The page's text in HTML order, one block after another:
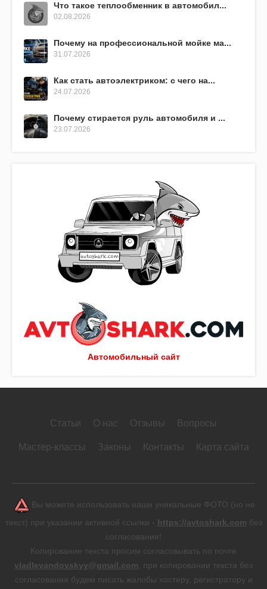
Автомобильный сайт
Что такое теплообменник в автомобил...
02.08.2026
Почему на профессиональной мойке ма...
31.07.2026
Как стать автоэлектриком: с чего на...
24.07.2026
Почему стирается руль автомобиля и ...
23.07.2026
Статьи О нас Отзывы Вопросы
Мастер-классы Законы Контакты Карта сайта
Вы можете использовать наши уникальные ФОТО (но не
текст) при указании активной ссылки - https://avtoshark.com без
согласования!
Копирование текста просим согласовывать по почте
vladlevandovskyy@gmail.com , при копировании текста без
согласования будем писать жалобы хостеру, регистратору и